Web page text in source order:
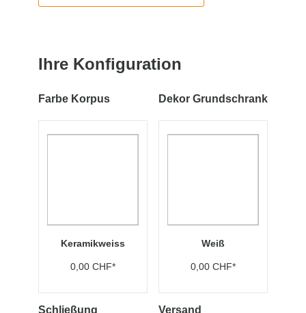
Ihre Konfiguration
Farbe Korpus
Keramikweiss
0,00 CHF*
Dekor Grundschrank
Weiß
0,00 CHF*
Schließung Versand